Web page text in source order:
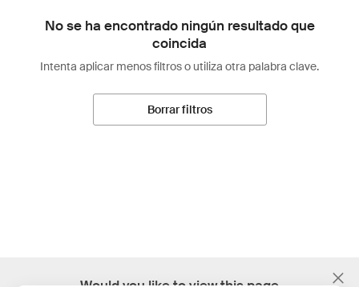
No se ha encontrado ningún resultado que
coincida
Intenta aplicar menos filtros o utiliza otra palabra clave.
Borrar filtros